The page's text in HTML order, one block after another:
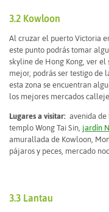
3.2 Kowloon
Al cruzar el puerto Victoria
este punto podrás tomar
skyline de Hong Kong, ver el
mejor, podrás ser testigo de
esta zona se encuentran
los mejores mercados
Lugares a visitar: avenida de
templo Wong Tai Sin, jardín
amurallada de Kowloon,
pájaros y peces, mercado
3.3 Lantau